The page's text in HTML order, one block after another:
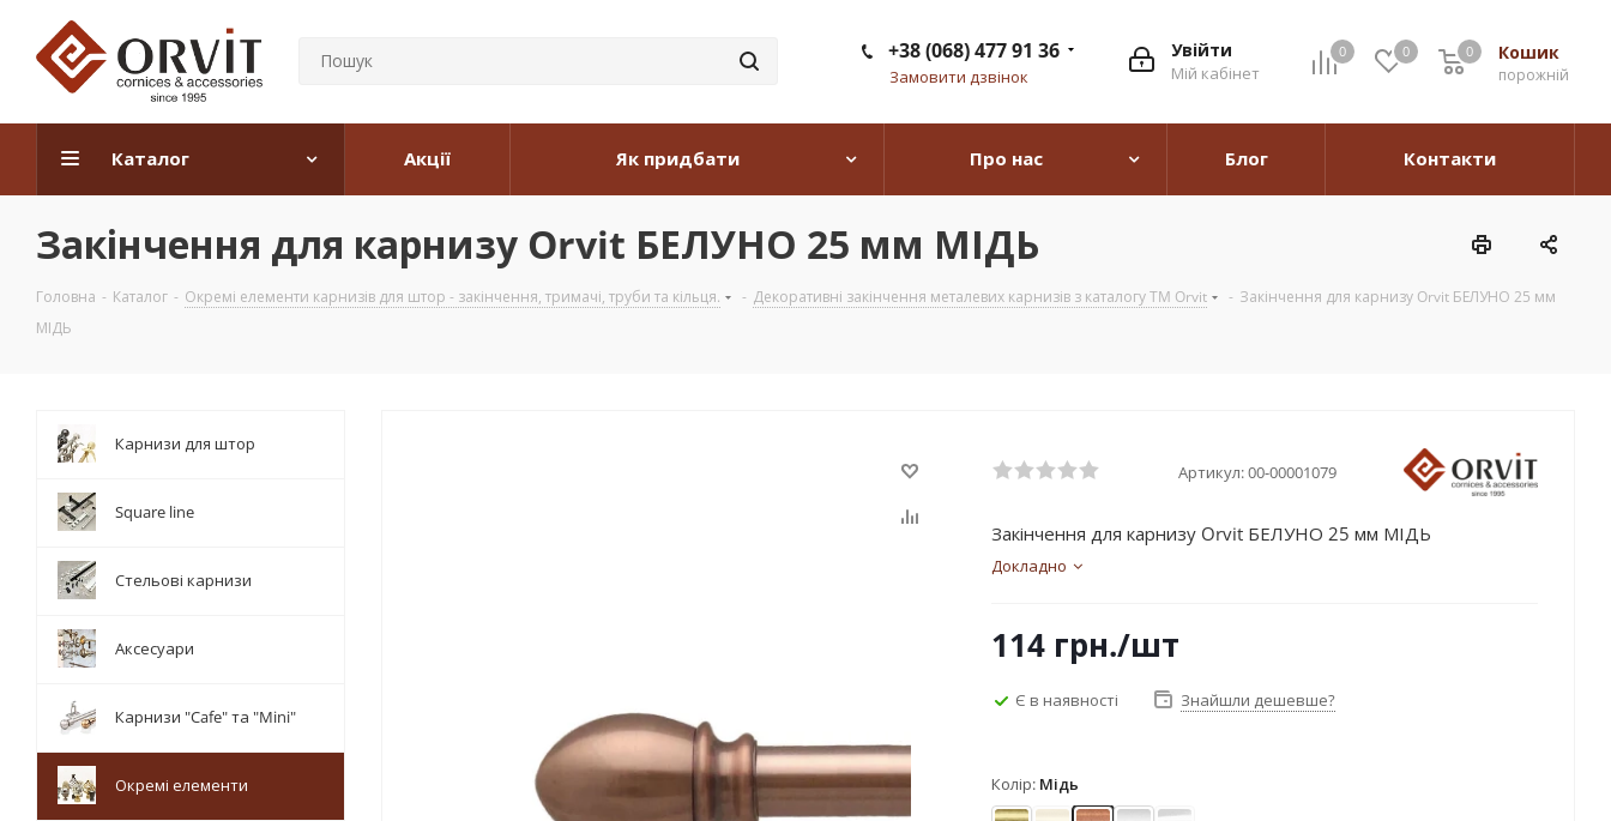
0 0 Кошик
0
порожній
0
Увійти
Мій кабінет
+38 (068) 477 91 36
Замовити дзвінок
Каталог Акції Як придбати Про нас Блог Контакти
Закінчення для карнизу Orvit БЕЛУНО 25 мм МІДЬ
Головна - Каталог - Окремі елементи карнизів для штор - закінчення, тримачі, труби та кільця. - Декоративні закінчення металевих карнизів з каталогу TM Orvit - Закінчення для карнизу Orvit БЕЛУНО 25 мм
МІДЬ
Артикул:00-00001079
Закінчення для карнизу Orvit БЕЛУНО 25 мм МІДЬ
Докладно
114 грн./шт
Є в наявності Знайшли дешевше?
Колір: Мідь
Карнизи для штор
Square line
Стельові карнизи
Аксесуари
Карнизи "Cafe" та "Mini"
Окремі елементи